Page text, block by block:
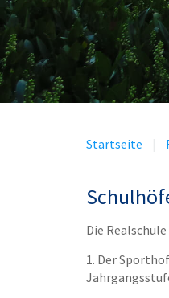
Startseite
Die
1. Der